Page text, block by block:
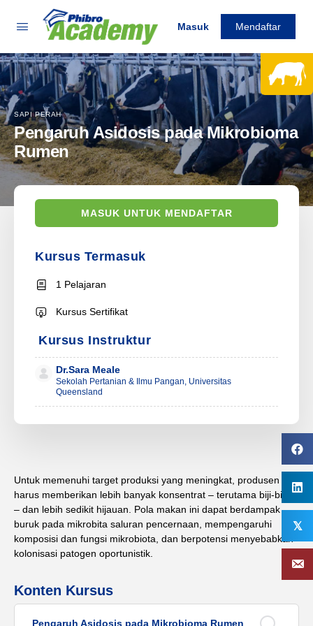
Masuk Mendaftar
SAPI PERAH
Pengaruh Asidosis pada Mikrobioma
Rumen
Untuk memenuhi target produksi yang meningkat, produsen
harus memberikan lebih banyak konsentrat – terutama biji-bijian
– dan lebih sedikit hijauan. Pola makan ini dapat berdampak
buruk pada mikrobita saluran pencernaan, mempengaruhi
komposisi dan fungsi mikrobiota, dan berpotensi menyebabkan
kolonisasi patogen oportunistik.
Konten Kursus
Pengaruh Asidosis pada Mikrobioma Rumen
MASUK UNTUK MENDAFTAR
Kursus Termasuk
1 Pelajaran
Kursus Sertifikat
Kursus Instruktur
Dr.Sara Meale
Sekolah Pertanian & Ilmu Pangan, Universitas
Queensland
𝕏